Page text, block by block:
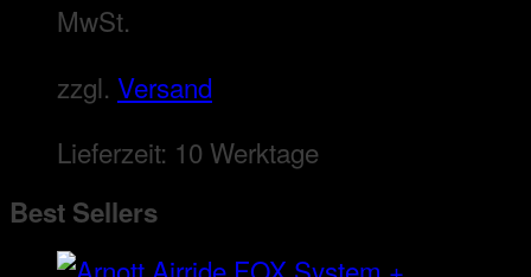
MwSt.
zzgl. Versand
Lieferzeit: 10 Werktage
Best Sellers